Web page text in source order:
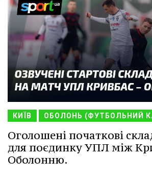
КИЇВ ОБОЛОНЬ (ФУТБОЛЬНИЙ
Оголошені початкові
для поєдинку УПЛ між
Оболонню.